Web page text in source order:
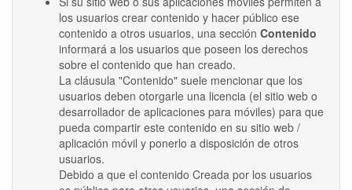
los usuarios crear contenido y hacer público ese
contenido a otros usuarios, una sección Contenido
informará a los usuarios que poseen los derechos
sobre el contenido que han creado.
La cláusula "Contenido" suele mencionar que los
usuarios deben otorgarle una licencia (el sitio web o
desarrollador de aplicaciones para móviles) para que
pueda compartir este contenido en su sitio web /
aplicación móvil y ponerlo a disposición de otros
usuarios.
Debido a que el contenido Creada por los usuarios